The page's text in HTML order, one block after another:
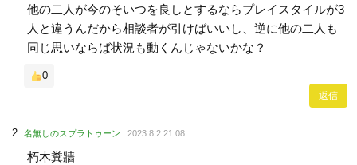
他の二人が今のそいつを良しとするならプレイスタイルが3
人と違うんだから相談者が引けばいいし、逆に他の二人も
同じ思いならば状況も動くんじゃないかな？
0
返信
名無しのスプラトゥーン 2023.8.2 21:08
朽木糞牆